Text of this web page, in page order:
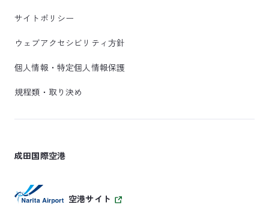
サイトポリシー
ウェブアクセシビリティ方針
個人情報・特定個人情報保護
規程類・取り決め
成田国際空港
空港サイト